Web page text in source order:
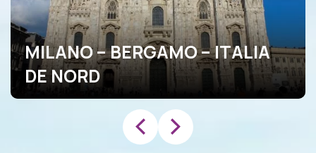
MILANO – BERGAMO – ITALIA
DE NORD